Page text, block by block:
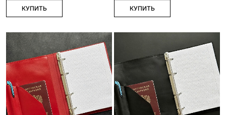
КУПИТЬ КУПИТЬ